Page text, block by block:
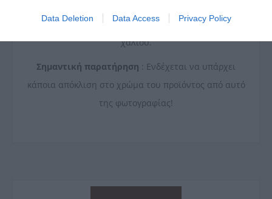
Data Deletion Data Access Privacy Policy
εικονιζόµενη φωτογραφία του τυποποιηµένου
χαλιού.
Σημαντική παρατήρηση : Ενδέχεται να υπάρχει
κάποια απόκλιση στο χρώμα του προϊόντος από αυτό
της φωτογραφίας!